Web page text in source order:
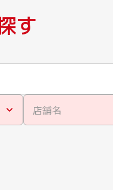
す
店舗名